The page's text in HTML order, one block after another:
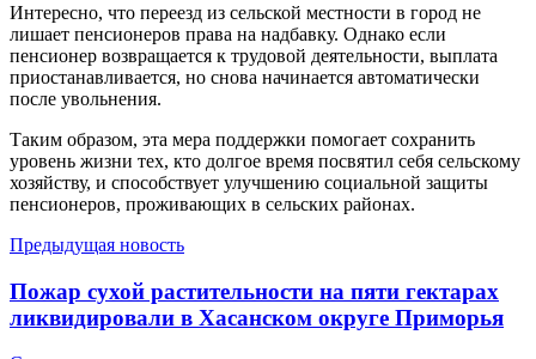
Интересно, что переезд из сельской местности в город не
лишает пенсионеров права на надбавку. Однако если
пенсионер возвращается к трудовой деятельности, выплата
приостанавливается, но снова начинается автоматически
после увольнения.
Таким образом, эта мера поддержки помогает сохранить
уровень жизни тех, кто долгое время посвятил себя сельскому
хозяйству, и способствует улучшению социальной защиты
пенсионеров, проживающих в сельских районах.
Предыдущая новость
Пожар сухой растительности на пяти гектарах
ликвидировали в Хасанском округе Приморья